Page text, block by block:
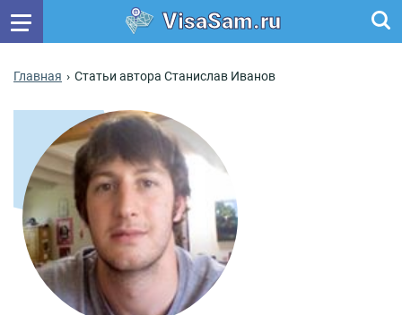
VisaSam.ru
Главная Статьи автора Станислав Иванов